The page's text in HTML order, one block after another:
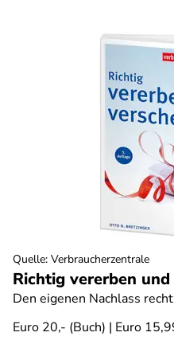
Richtig vererben
Den eigenen Nachlass
Euro 20,- (Buch) | Euro
Quelle: Verbraucherzentrale